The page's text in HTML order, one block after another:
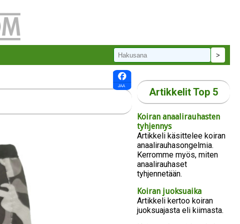
Artikkelit Top 5
Koiran anaalirauhasten
tyhjennys
Artikkeli käsittelee koiran
anaalirauhasongelmia.
Kerromme myös, miten
anaalirauhaset
tyhjennetään.
Koiran juoksuaika
Artikkeli kertoo koiran
juoksuajasta eli kiimasta.